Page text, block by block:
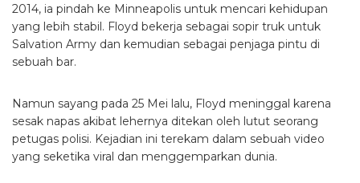
2014, ia pindah ke Minneapolis untuk mencari kehidupan
yang lebih stabil. Floyd bekerja sebagai sopir truk untuk
Salvation Army dan kemudian sebagai penjaga pintu di
sebuah bar.
Namun sayang pada 25 Mei lalu, Floyd meninggal karena
sesak napas akibat lehernya ditekan oleh lutut seorang
petugas polisi. Kejadian ini terekam dalam sebuah video
yang seketika viral dan menggemparkan dunia.